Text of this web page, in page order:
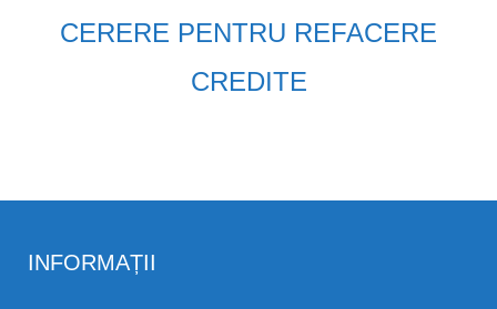
CERERE PENTRU REFACERE
CREDITE
INFORMAȚII